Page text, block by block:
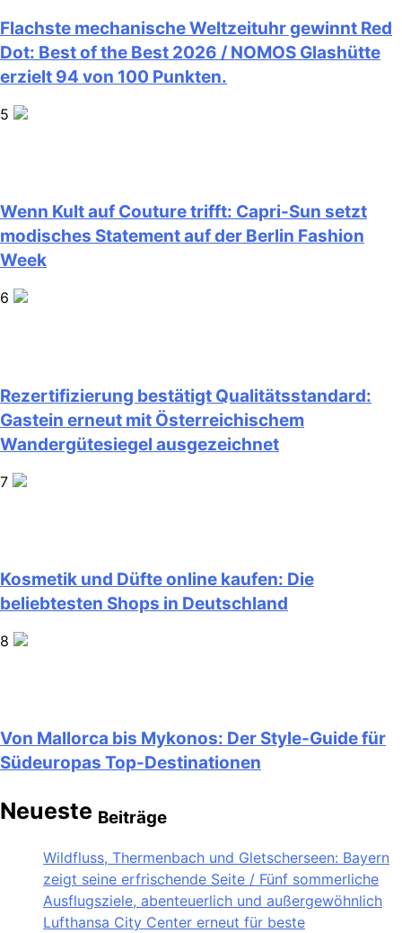
Flachste mechanische Weltzeituhr gewinnt Red
Dot: Best of the Best 2026 / NOMOS Glashütte
erzielt 94 von 100 Punkten.
5
Wenn Kult auf Couture trifft: Capri-Sun setzt
modisches Statement auf der Berlin Fashion
Week
6
Rezertifizierung bestätigt Qualitätsstandard:
Gastein erneut mit Österreichischem
Wandergütesiegel ausgezeichnet
7
Kosmetik und Düfte online kaufen: Die
beliebtesten Shops in Deutschland
8
Von Mallorca bis Mykonos: Der Style-Guide für
Südeuropas Top-Destinationen
Neueste Beiträge
Wildfluss, Thermenbach und Gletscherseen: Bayern
zeigt seine erfrischende Seite / Fünf sommerliche
Ausflugsziele, abenteuerlich und außergewöhnlich
Lufthansa City Center erneut für beste